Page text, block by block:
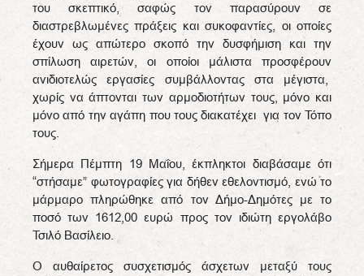
του σκεπτικό, σαφώς τον παρασύρουν σε
διαστρεβλωμένες πράξεις και συκοφαντίες, οι οποίες
έχουν ως απώτερο σκοπό την δυσφήμιση και την
σπίλωση αιρετών, οι οποίοι μάλιστα προσφέρουν
ανιδιοτελώς εργασίες συμβάλλοντας στα μέγιστα,
χωρίς να άπτονται των αρμοδιοτήτων τους, μόνο και
μόνο από την αγάπη που τους διακατέχει για τον Τόπο
τους.
Σήμερα Πέμπτη 19 Μαΐου, έκπληκτοι διαβάσαμε ότι
“στήσαμε” φωτογραφίες για δήθεν εθελοντισμό, ενώ το
μάρμαρο πληρώθηκε από τον Δήμο-Δημότες με το
ποσό των 1612,00 ευρώ προς τον ιδιώτη εργολάβο
Τσιλό Βασίλειο.
Ο αυθαίρετος συσχετισμός άσχετων μεταξύ τους